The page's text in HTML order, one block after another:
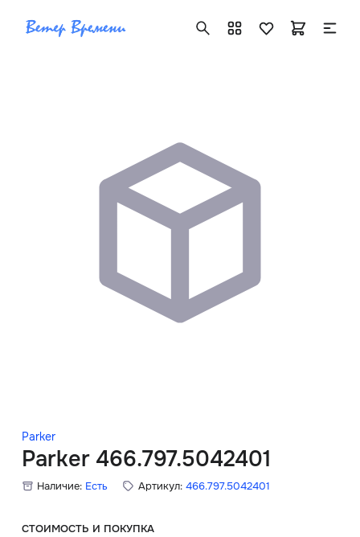
Parker
Parker 466.797.5042401
Наличие: Есть Артикул: 466.797.5042401
СТОИМОСТЬ И ПОКУПКА
+7 ( 705 ) 181-42-50
info@vetervremeni.kz
Авторизация
Каталог
Мужские часы
Главная
О нас